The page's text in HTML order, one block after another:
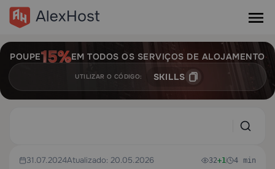
POUPE EM TODOS OS SERVIÇOS DE ALOJAMENTO
UTILIZAR O CÓDIGO: SKILLS
31.07.2024Atualizado: 20.05.2026
32+1 4 min